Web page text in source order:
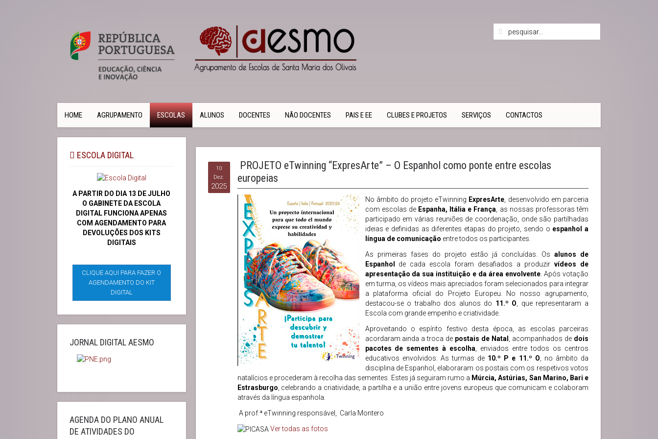
HOME AGRUPAMENTO ESCOLAS ALUNOS DOCENTES NÃO DOCENTES PAIS E EE CLUBES E PROJETOS SERVIÇOS CONTACTOS
10
Dez.
2025
PROJETO eTwinning “ExpresArte” – O Espanhol como ponte entre escolas
europeias
No âmbito do projeto eTwinning ExpresArte , desenvolvido em parceria
com escolas de Espanha, Itália e França , as nossas professoras têm
participado em várias reuniões de coordenação, onde são partilhadas
ideias e definidas as diferentes etapas do projeto, sendo o espanhol a
língua de comunicação entre todos os participantes.
As primeiras fases do projeto estão já concluídas. Os alunos de
Espanhol
de cada escola foram desafiados a produzirvídeos de
apresentação da sua instituição e da área envolvente . Após votação
em turma, os vídeos mais apreciados foram selecionados para integrar
a plataforma oficial do Projeto Europeu. No nosso agrupamento,
destacou-se o trabalho dos alunos do 11.º O , que representaram a
Escola com grande empenho e criatividade.
Aproveitando o espírito festivo desta época, as escolas parceiras
acordaram ainda a troca de postais de Natal , acompanhados de dois
pacotes de sementes à escolha , enviados entre todos os centros
educativos envolvidos. As turmas de 10.º P e 11.º O , no âmbito da
disciplina de Espanhol, elaboraram os postais com os respetivos votos
natalícios e procederam à recolha das sementes. Estes já seguiram rumo a Múrcia, Astúrias, San Marino, Bari e
Estrasburgo , celebrando a criatividade, a partilha e a união entre jovens europeus que comunicam e colaboram
através da língua espanhola.
A prof.ª eTwinning responsável, Carla Montero
Ver todas as fotos
ESCOLA DIGITAL
A PARTIR DO DIA 13 DE JULHO
O GABINETE DA ESCOLA
DIGITAL FUNCIONA APENAS
COM AGENDAMENTO PARA
DEVOLUÇÕES DOS KITS
DIGITAIS
CLIQUE AQUI PARA FAZER O
AGENDAMENTO DO KIT
DIGITAL
JORNAL DIGITAL AESMO
AGENDA DO PLANO ANUAL
DE ATIVIDADES DO